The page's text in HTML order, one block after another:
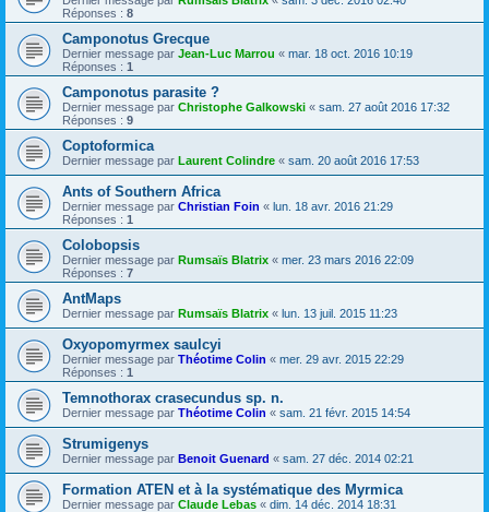
Réponses : 8
Camponotus Grecque
Dernier message par Jean-Luc Marrou « mar. 18 oct. 2016 10:19
Réponses : 1
Camponotus parasite ?
Dernier message par Christophe Galkowski « sam. 27 août 2016 17:32
Réponses : 9
Coptoformica
Dernier message par Laurent Colindre « sam. 20 août 2016 17:53
Ants of Southern Africa
Dernier message par Christian Foin « lun. 18 avr. 2016 21:29
Réponses : 1
Colobopsis
Dernier message par Rumsaïs Blatrix « mer. 23 mars 2016 22:09
Réponses : 7
AntMaps
Dernier message par Rumsaïs Blatrix « lun. 13 juil. 2015 11:23
Oxyopomyrmex saulcyi
Dernier message par Théotime Colin « mer. 29 avr. 2015 22:29
Réponses : 1
Temnothorax crasecundus sp. n.
Dernier message par Théotime Colin « sam. 21 févr. 2015 14:54
Strumigenys
Dernier message par Benoit Guenard « sam. 27 déc. 2014 02:21
Formation ATEN et à la systématique des Myrmica
Dernier message par Claude Lebas « dim. 14 déc. 2014 18:31